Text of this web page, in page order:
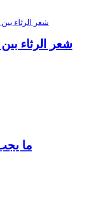
شعر الرثاء
ما